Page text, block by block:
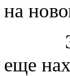
на
Это
еще